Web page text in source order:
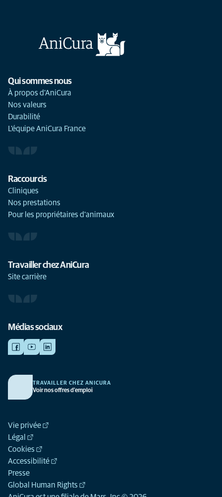
Qui sommes nous
À propos d'AniCura
Nos valeurs
Durabilité
L'équipe AniCura France
Raccourcis
Cliniques
Nos prestations
Pour les propriétaires d'animaux
Travailler chez AniCura
Site carrière
Médias sociaux
TRAVAILLER CHEZ ANICURA
Voir nos offres d'emploi
Vie privée
Légal
Cookies
Accessibilité
Presse
Global Human Rights